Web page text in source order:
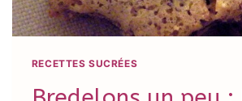
RECETTES SUCRÉES